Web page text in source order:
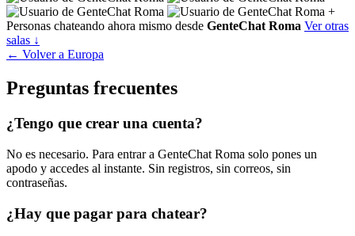
+
Personas chateando ahora mismo desde GenteChat Roma Ver otras
salas ↓
← Volver a Europa
Preguntas frecuentes
¿Tengo que crear una cuenta?
No es necesario. Para entrar a GenteChat Roma solo pones un
apodo y accedes al instante. Sin registros, sin correos, sin
contraseñas.
¿Hay que pagar para chatear?